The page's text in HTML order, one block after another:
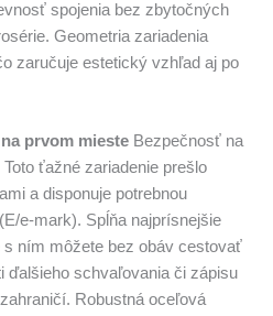
spojenia bez zbytočných
Geometria zariadenia
zaručuje estetický vzhľad aj po
prvom mieste Bezpečnosť na
ťažné zariadenie prešlo
a disponuje potrebnou
e-mark). Spĺňa najprísnejšie
ním môžete bez obáv cestovať
ďalšieho schvaľovania či zápisu
Robustná oceľová